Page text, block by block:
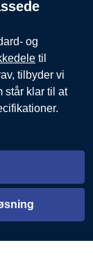
og
til
tilbyder vi
står klar til at
fane